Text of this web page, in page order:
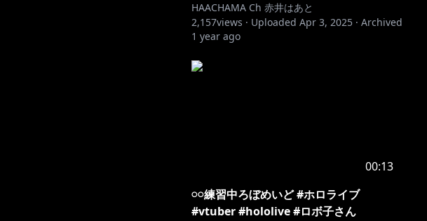
HAACHAMA Ch 赤井はあと
2,157views · Uploaded Apr 3, 2025 · Archived
1 year ago
00:13
𓏸𓏸練習中ろぼめいど #ホロライブ
#vtuber #hololive #ロボ子さん